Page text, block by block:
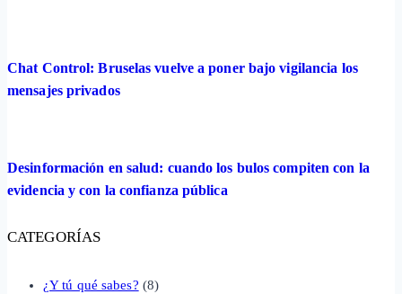
Chat Control: Bruselas vuelve a poner bajo vigilancia los
mensajes privados
Desinformación en salud: cuando los bulos compiten con la
evidencia y con la confianza pública
CATEGORÍAS
¿Y tú qué sabes? (8)